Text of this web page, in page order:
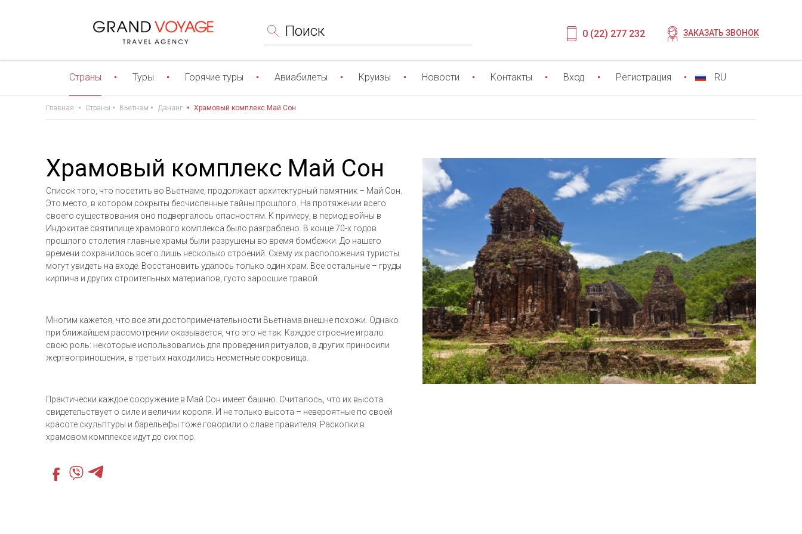
Поиск 0 (22) 277 232 ЗАКАЗАТЬ ЗВОНОК
Страны Туры Горячие туры Авиабилеты Круизы Новости Контакты Вход Регистрация RU
Главная Страны Вьетнам Дананг Храмовый комплекс Май Сон
Храмовый комплекс Май Сон
Список того, что посетить во Вьетнаме, продолжает архитектурный памятник – Май Сон.
Это место, в котором сокрыты бесчисленные тайны прошлого. На протяжении всего
своего существования оно подвергалось опасностям. К примеру, в период войны в
Индокитае святилище храмового комплекса было разграблено. В конце 70-х годов
прошлого столетия главные храмы были разрушены во время бомбежки. До нашего
времени сохранилось всего лишь несколько строений. Схему их расположения туристы
могут увидеть на входе. Восстановить удалось только один храм. Все остальные – груды
кирпича и других строительных материалов, густо заросшие травой.
Многим кажется, что все эти достопримечательности Вьетнама внешне похожи. Однако
при ближайшем рассмотрении оказывается, что это не так. Каждое строение играло
свою роль: некоторые использовались для проведения ритуалов, в других приносили
жертвоприношения, в третьих находились несметные сокровища.
Практически каждое сооружение в Май Сон имеет башню. Считалось, что их высота
свидетельствует о силе и величии короля. И не только высота – невероятные по своей
красоте скульптуры и барельефы тоже говорили о славе правителя. Раскопки в
храмовом комплексе идут до сих пор.